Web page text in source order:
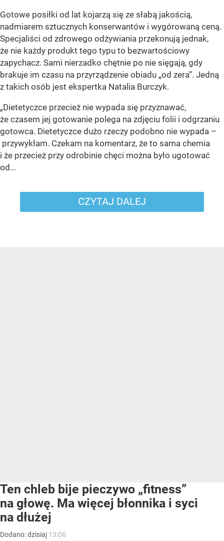
Gotowe posiłki od lat kojarzą się ze słabą jakością,
nadmiarem sztucznych konserwantów i wygórowaną ceną.
Specjaliści od zdrowego odżywiania przekonują jednak,
że nie każdy produkt tego typu to bezwartościowy
zapychacz. Sami nierzadko chętnie po nie sięgają, gdy
brakuje im czasu na przyrządzenie obiadu „od zera”. Jedną
z takich osób jest ekspertka Natalia Burczyk.
„Dietetyczce przecież nie wypada się przyznawać,
że czasem jej gotowanie polega na zdjęciu folii i odgrzaniu
gotowca. Dietetyczce dużo rzeczy podobno nie wypada –
przywykłam. Czekam na komentarz, że to sama chemia
i że przecież przy odrobinie chęci można było ugotować
od...
CZYTAJ DALEJ
Ten chleb bije pieczywo „fitness”
na głowę. Ma więcej błonnika i syci
na dłużej
Dodano:dzisiaj 13:06